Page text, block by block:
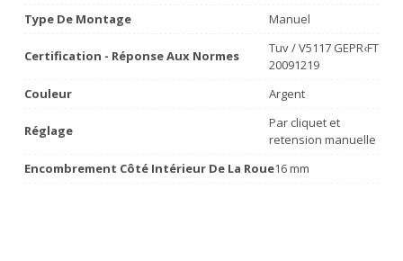
Type De Montage
Manuel
Certification - Réponse Aux Normes
Tuv / V5117 GEPR‹FT
20091219
Couleur
Argent
Réglage
Par cliquet et
retension manuelle
Encombrement Côté Intérieur De La Roue16 mm